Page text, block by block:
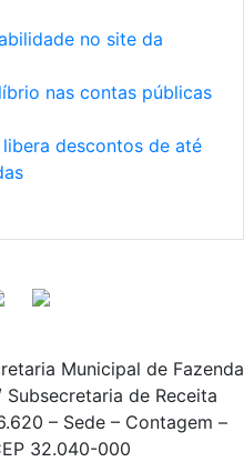
no site da
nas contas públicas
descontos de até
Municipal de Fazenda
de Receita
– Sede – Contagem –
32.040-000